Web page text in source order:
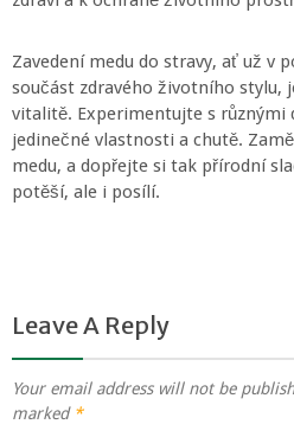
Zavedení medu do stravy, ať už v
součást zdravého životního stylu,
vitalitě. Experimentujte s různými
jedinečné vlastnosti a chutě.
medu, a dopřejte si tak přírodní
potěší, ale i posílí.
Leave A Reply
Your email address will not be
marked *